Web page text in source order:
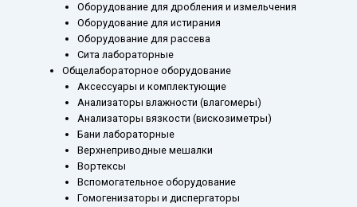
Оборудование для дробления и измельчения
Оборудование для истирания
Оборудование для рассева
Сита лабораторные
Общелабораторное оборудование
Аксессуары и комплектующие
Анализаторы влажности (влагомеры)
Анализаторы вязкости (вискозиметры)
Бани лабораторные
Верхнеприводные мешалки
Вортексы
Вспомогательное оборудование
Гомогенизаторы и диспергаторы